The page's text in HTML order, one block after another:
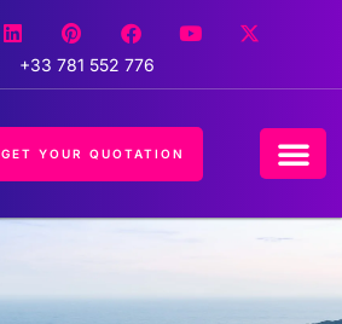
+33 781 552 776
GET YOUR QUOTATION